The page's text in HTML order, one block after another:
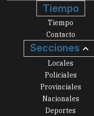
Tiempo
Tiempo
Contacto
Secciones
Locales
Policiales
Provinciales
Nacionales
Deportes